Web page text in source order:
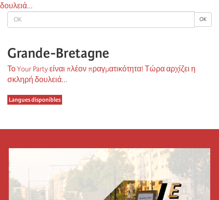
OK OK
Grande-Bretagne
Το Your Party είναι πλέον πραγματικότητα! Τώρα αρχίζει η
σκληρή δουλειά...
Langues disponibles
δουλειά...